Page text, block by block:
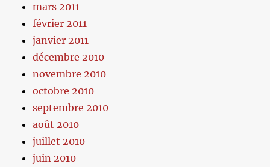
mars 2011
février 2011
janvier 2011
décembre 2010
novembre 2010
octobre 2010
septembre 2010
août 2010
juillet 2010
juin 2010